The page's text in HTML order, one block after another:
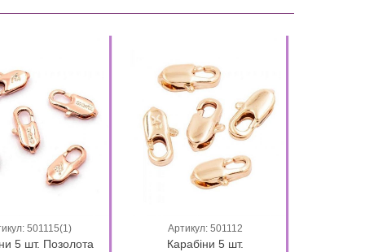
Quick view
501115(1)
5 шт. Позолота
Quick view
Артикул: 501112
Карабіни 5 шт.